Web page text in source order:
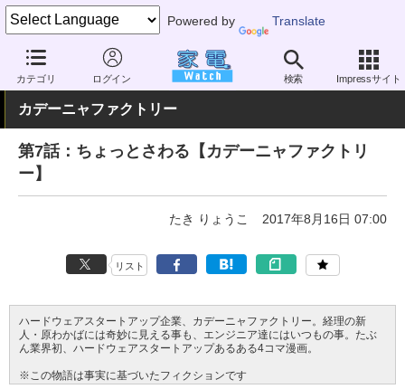
Powered by Translate
カテゴリ ログイン 検索 Impressサイト
家電 Watch その他・家電 雑貨 雑貨（一般）
カデーニャファクトリー
第7話：ちょっとさわる【カデーニャファクトリ
ー】
たき りょうこ 2017年8月16日 07:00
リスト
ハードウェアスタートアップ企業、カデーニャファクトリー。経理の新
人・原わかばには奇妙に見える事も、エンジニア達にはいつもの事。たぶ
ん業界初、ハードウェアスタートアップあるある4コマ漫画。
※この物語は事実に基づいたフィクションです